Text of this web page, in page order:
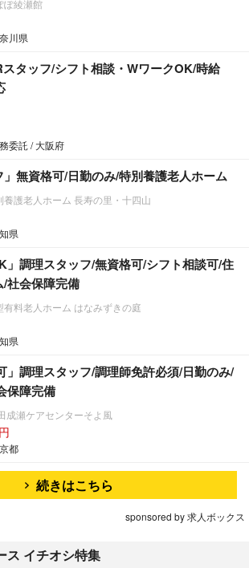
ぽ綾瀬館
川県
タッフ/シフト相談・WワークOK/時給
委託 / 大阪府
」無資格可/日勤のみ/特別養護老人ホーム
護老人ホーム 長寿の里・十四山
県
」調理スタッフ/無資格可/シフト相談可/住
社会保障完備
料老人ホーム はなみずきの庭
県
」調理スタッフ/調理師免許必須/日勤のみ/
保障完備
成瀬ケアセンターそよ風
都
続きはこちら
sponsored by 求人ボックス
ス イチオシ特集